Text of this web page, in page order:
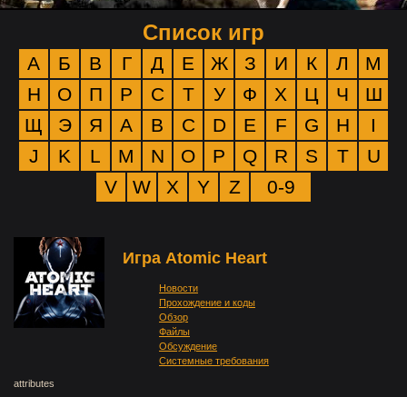
Список игр
А Б В Г Д Е Ж З И К Л
М
Н
О П Р С Т У Ф Х Ц Ч
Ш
Щ
Э Я A B C D E F G H
I
J
K L M N O P Q R S T
U
V
W X Y Z 0-9
Игра Atomic Heart
Новости
Прохождение и коды
Обзор
Файлы
Обсуждение
Системные требования
attributes